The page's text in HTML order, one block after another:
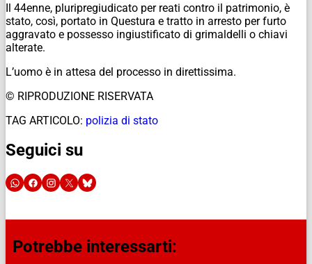
Il 44enne, pluripregiudicato per reati contro il patrimonio, è
stato, così, portato in Questura e tratto in arresto per furto
aggravato e possesso ingiustificato di grimaldelli o chiavi
alterate.
L’uomo è in attesa del processo in direttissima.
© RIPRODUZIONE RISERVATA
TAG ARTICOLO: polizia di stato
Seguici su
Potrebbe interessarti: